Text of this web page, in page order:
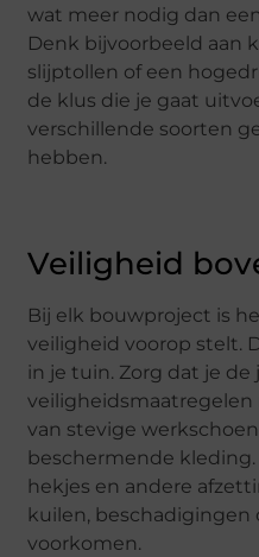
wat meer nodig dan
Denk bijvoorbeeld aan
slijptollen of een
de klus die je gaat
verschillende soorten
hebben.
Veiligheid
Bij elk bouwproject is
veiligheid voorop stelt.
in je tuin. Zorg dat je de
veiligheidsmaatregelen
van stevige
beschermende
hekjes en andere
kuilen,
voorkomen.